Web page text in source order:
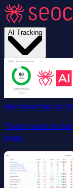
AI Tracking
Herramientas de
Todas nuestras
lugar.